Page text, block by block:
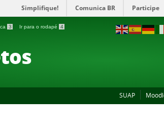
Simplifique! Comunica BR Participe
3 Ir para o rodapé 4
SUAP